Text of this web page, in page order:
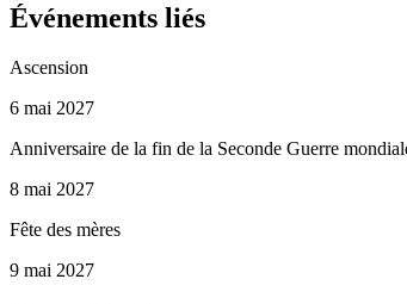
Événements liés
Ascension
6 mai 2027
Anniversaire de la fin de la Seconde Guerre
8 mai 2027
Fête des mères
9 mai 2027